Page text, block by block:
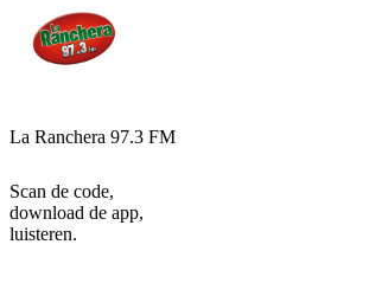
La Ranchera 97.3 FM
Scan de code,
download de app,
luisteren.